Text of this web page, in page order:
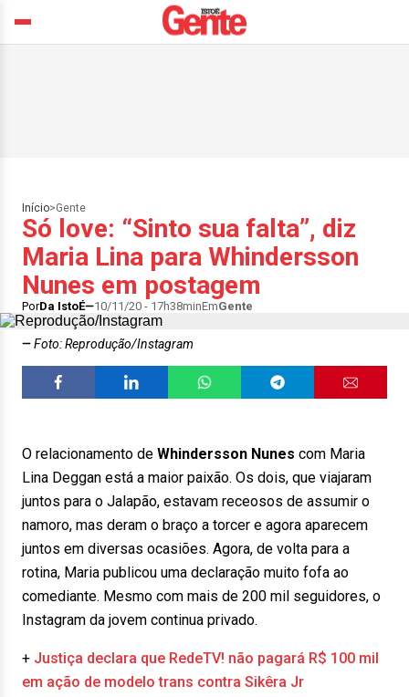
Início>Gente
Só love: “Sinto sua falta”, diz
Maria Lina para Whindersson
Nunes em postagem
PorDa IstoÉ 10/11/20 - 17h38minEmGente
Foto: Reprodução/Instagram
O relacionamento de Whindersson Nunes com Maria
Lina Deggan está a maior paixão. Os dois, que viajaram
juntos para o Jalapão, estavam receosos de assumir o
namoro, mas deram o braço a torcer e agora aparecem
juntos em diversas ocasiões. Agora, de volta para a
rotina, Maria publicou uma declaração muito fofa ao
comediante. Mesmo com mais de 200 mil seguidores, o
Instagram da jovem continua privado.
+ Justiça declara que RedeTV! não pagará R$ 100 mil
em ação de modelo trans contra Sikêra Jr